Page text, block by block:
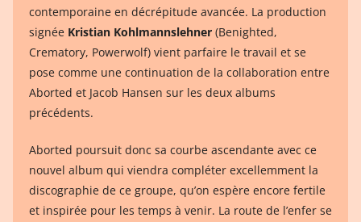
contemporaine en décrépitude avancée. La production
signée Kristian Kohlmannslehner (Benighted,
Crematory, Powerwolf) vient parfaire le travail et se
pose comme une continuation de la collaboration entre
Aborted et Jacob Hansen sur les deux albums
précédents.
Aborted poursuit donc sa courbe ascendante avec ce
nouvel album qui viendra compléter excellemment la
discographie de ce groupe, qu’on espère encore fertile
et inspirée pour les temps à venir. La route de l’enfer se